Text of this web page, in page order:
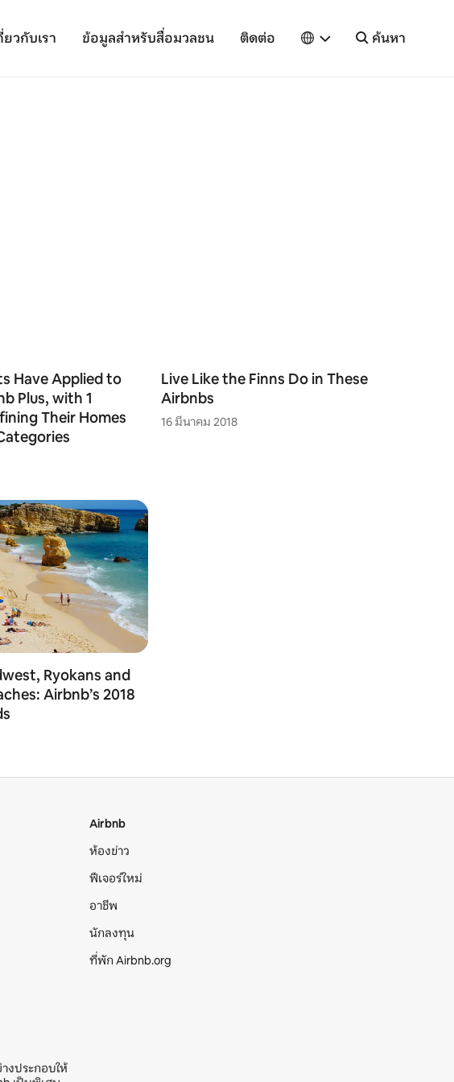
ยวกับเรา ข้อมูลสำหรับสื่อมวลชน ติดต่อ ค้นหา
Have Applied to
Plus, with 1
Their Homes
Live Like the Finns Do in These
Airbnbs
16 มีนาคม 2018
Ryokans and
Airbnb’s 2018
Airbnb
ห้องข่าว
ฟีเจอร์ใหม่
อาชีพ
นักลงทุน
ที่พัก Airbnb.org
งประกอบให้